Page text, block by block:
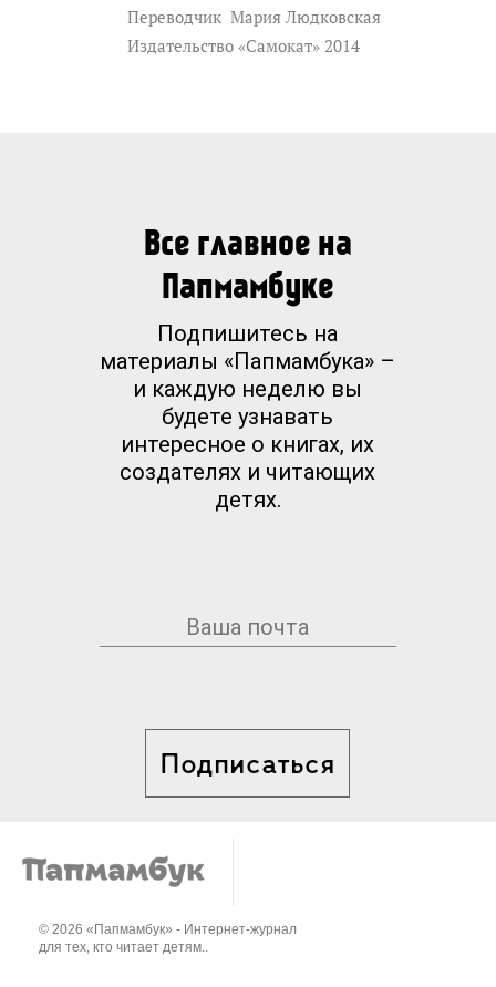
Переводчик Мария Людковская
Издательство «Самокат» 2014
Все главное на
Папмамбуке
Подпишитесь на
материалы «Папмамбука» –
и каждую неделю вы
будете узнавать
интересное о книгах, их
создателях и читающих
детях.
Подписаться
© 2026 «Папмамбук» - Интернет-журнал
для тех, кто читает детям..